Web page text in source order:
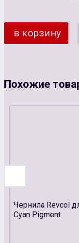
в корзину
Похожие
Чернила Revcol
Cyan Pigment